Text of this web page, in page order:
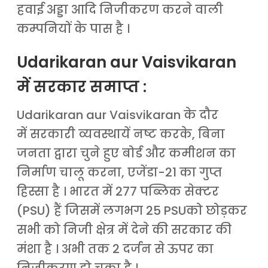
हवाई अड्डा आदि निजीकरण करने वाली
कम्पनियों के पास है ।
Udarikaran aur Vaisvikaran
में सरकार समाप्त :
Udarikaran aur Vaisvikaran के दौर
में सरकारी व्यवस्थायें नष्ट करके, बिना
जनता द्वारा चुने हुए बोर्ड और कमीशन का
निर्माण चालू करना, एजेंडा-21 का गुप्त
हिस्सा है । भारत में 277 पब्लिक सेक्टर
(PSU) हैं जिसमें लगभग 25 PSUको छोड़कर
सभी को निजी क्षेत्र में देने की सरकार की
मंशा है । अभी तक 2 दर्जन से ऊपर का